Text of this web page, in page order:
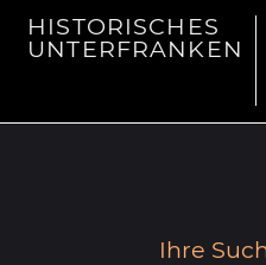
HISTORISCHES
UNTERFRANKEN
Ihre